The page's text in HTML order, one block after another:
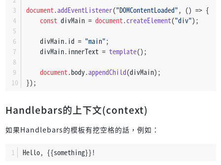
document.addEventListener("DOMContentLoaded", () => {
const divMain = document.createElement("div");
    divMain.
id = "main";
    divMain.
innerText = template();
document.body.appendChild(divMain);
});
Handlebars的上下文(context)
如果Handlebars的模板有挖空格的話，例如：
Hello, {{something}}!